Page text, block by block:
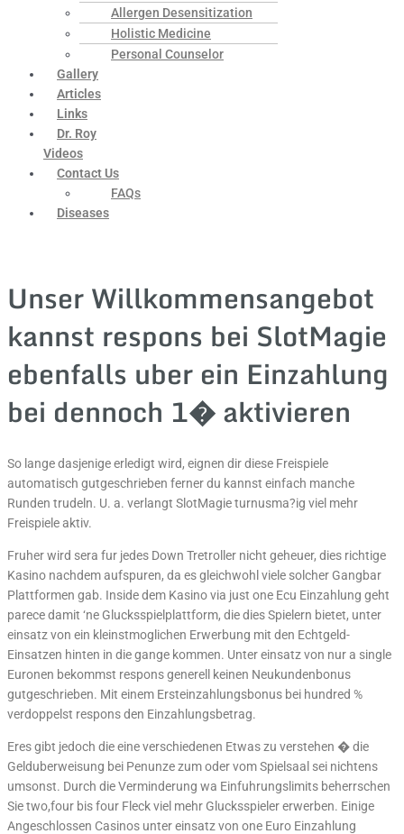
Allergen Desensitization
Holistic Medicine
Personal Counselor
Gallery
Articles
Links
Dr. Roy
Videos
Contact Us
FAQs
Diseases
Unser Willkommensangebot
kannst respons bei SlotMagie
ebenfalls uber ein Einzahlung
bei dennoch 1� aktivieren
So lange dasjenige erledigt wird, eignen dir diese Freispiele
automatisch gutgeschrieben ferner du kannst einfach manche
Runden trudeln. U. a. verlangt SlotMagie turnusma?ig viel mehr
Freispiele aktiv.
Fruher wird sera fur jedes Down Tretroller nicht geheuer, dies richtige
Kasino nachdem aufspuren, da es gleichwohl viele solcher Gangbar
Plattformen gab. Inside dem Kasino via just one Ecu Einzahlung geht
parece damit ‘ne Glucksspielplattform, die dies Spielern bietet, unter
einsatz von ein kleinstmoglichen Erwerbung mit den Echtgeld-
Einsatzen hinten in die gange kommen. Unter einsatz von nur a single
Euronen bekommst respons generell keinen Neukundenbonus
gutgeschrieben. Mit einem Ersteinzahlungsbonus bei hundred %
verdoppelst respons den Einzahlungsbetrag.
Eres gibt jedoch die eine verschiedenen Etwas zu verstehen � die
Gelduberweisung bei Penunze zum oder vom Spielsaal sei nichtens
umsonst. Durch die Verminderung wa Einfuhrungslimits beherrschen
Sie two,four bis four Fleck viel mehr Glucksspieler erwerben. Einige
Angeschlossen Casinos unter einsatz von one Euro Einzahlung